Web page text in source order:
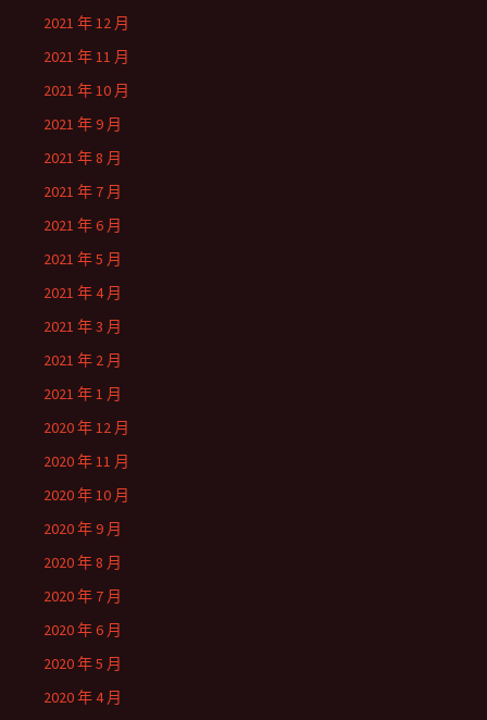
2021 年 12 月
2021 年 11 月
2021 年 10 月
2021 年 9 月
2021 年 8 月
2021 年 7 月
2021 年 6 月
2021 年 5 月
2021 年 4 月
2021 年 3 月
2021 年 2 月
2021 年 1 月
2020 年 12 月
2020 年 11 月
2020 年 10 月
2020 年 9 月
2020 年 8 月
2020 年 7 月
2020 年 6 月
2020 年 5 月
2020 年 4 月